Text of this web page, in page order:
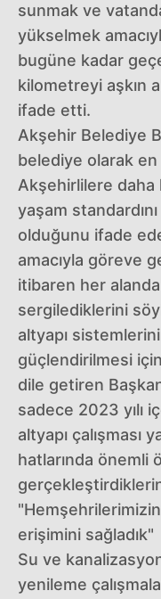
sunmak ve
yükselmek
bugüne kadar
kilometreyi aşkın
ifade etti.
Akşehir Belediye
belediye olarak en
Akşehirlilere
yaşam
olduğunu ifade
amacıyla göreve
itibaren her
sergilediklerini
altyapı
güçlendirilmesi
dile getiren
sadece 2023 yılı
altyapı çalışması
hatlarında önemli
erişimini sağladık"
Su ve
yenileme